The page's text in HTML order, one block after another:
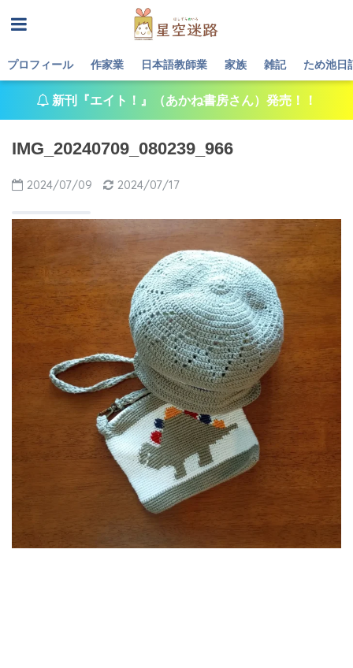
プロフィール 作家業 日本語教師業 家族 雑記 ため池日
新刊『エイト！』（あかね書房さん）発売！！
IMG_20240709_080239_966
2024/07/09 2024/07/17